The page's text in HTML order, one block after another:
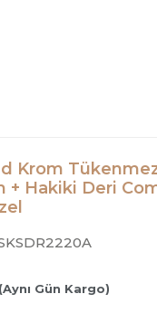
Krom
+ Hakiki Deri
Gün Kargo)